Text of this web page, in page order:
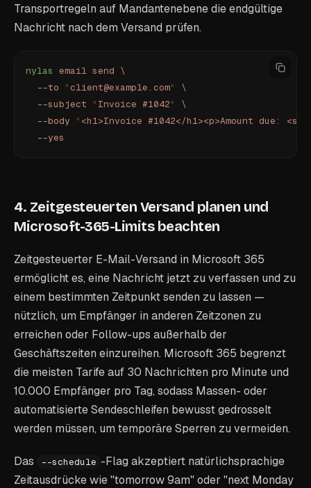
Transportregeln auf Mandantenebene die endgültige
Nachricht nach dem Versand prüfen.
nylas email send \
  --to
"client@example.com"
\
  --subject
" Invoice #1042"
\
  --body
" <h1>Invoice #1042</h1><p>Amount due:
  --yes
4. Zeitgesteuerten Versand planen und
Microsoft-365-Limits beachten
Zeitgesteuerter E-Mail-Versand in Microsoft 365
ermöglicht es, eine Nachricht jetzt zu verfassen und zu
einem bestimmten Zeitpunkt senden zu lassen —
nützlich, um Empfänger in anderen Zeitzonen zu
erreichen oder Follow-ups außerhalb der
Geschäftszeiten einzureihen. Microsoft 365 begrenzt
die meisten Tarife auf 30 Nachrichten pro Minute und
10.000 Empfänger pro Tag, sodass Massen- oder
automatisierte Sendeschleifen bewusst gedrosselt
werden müssen, um temporäre Sperren zu vermeiden.
Das --schedule -Flag akzeptiert natürlichsprachige
Zeitausdrücke wie "tomorrow 9am" oder "next Monday